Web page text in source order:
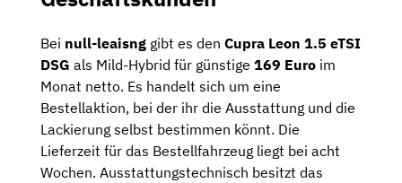
Bei null-leaisng gibt es den Cupra Leon 1.5 eTSI
DSG als Mild-Hybrid für günstige 169 Euro im
Monat netto. Es handelt sich um eine
Bestellaktion, bei der ihr die Ausstattung und die
Lackierung selbst bestimmen könnt. Die
Lieferzeit für das Bestellfahrzeug liegt bei acht
Wochen. Ausstattungstechnisch besitzt das